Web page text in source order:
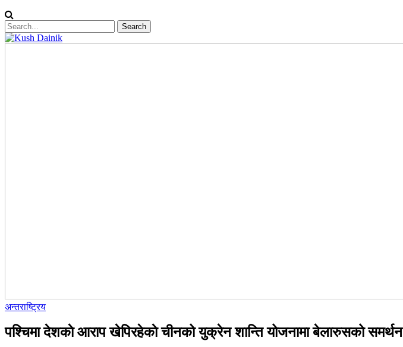
अन्तराष्ट्रिय
पश्चिमा देशकाे आराप खेपिरहेकाे चीनको युक्रेन शान्ति योजनामा बेलारुसको समर्थन